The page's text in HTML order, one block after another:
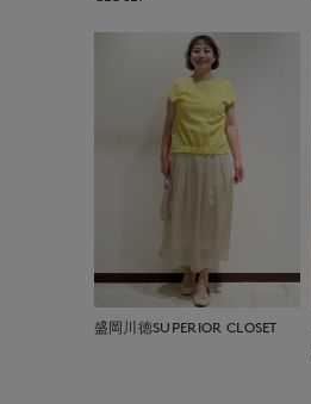
盛岡川徳SUPERIOR CLOSET